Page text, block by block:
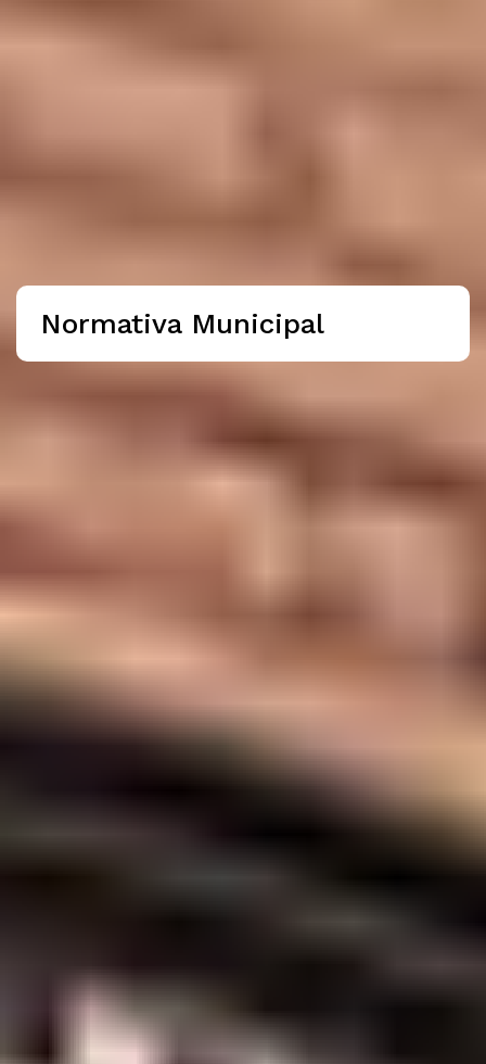
Normativa Municipal